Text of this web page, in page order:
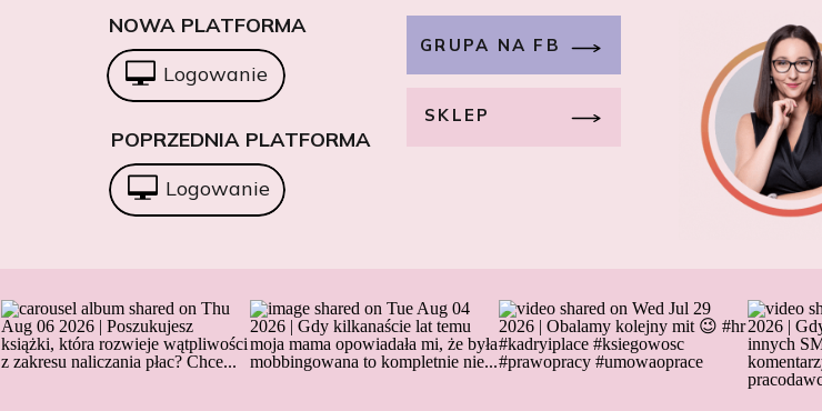
GRUPA NA FB
SKLEP
Logowanie
NOWA PLATFORMA
Logowanie
POPRZEDNIA PLATFORMA